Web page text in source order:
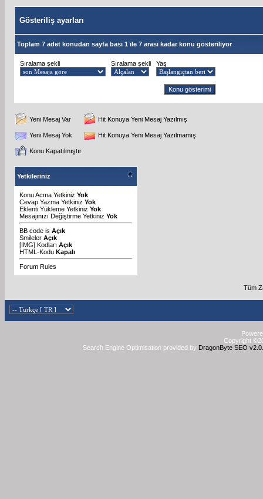
Gösteriliş ayarları
Toplam 7 adet konudan sayfa basi 1 ile 7 arasi kadar konu gösteriliyor
Sıralama şekli Sıralama şekli Yaş
Yeni Mesaj Var Hit Konuya Yeni Mesaj Yazılmış
Yeni Mesaj Yok Hit Konuya Yeni Mesaj Yazılmamış
Konu Kapatılmıştır
Yetkileriniz
Konu Acma Yetkiniz Yok
Cevap Yazma Yetkiniz Yok
Eklenti Yükleme Yetkiniz Yok
Mesajınızı Değiştirme Yetkiniz Yok
BB code is Açık
Smileler Açık
[IMG] Kodları Açık
HTML-Kodu Kapalı
Forum Rules
Tüm
Copyright
Search Engine Optimisation provided by DragonByte SEO